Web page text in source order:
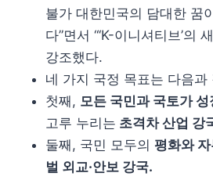
불가 대한민국의 담대한 꿈
다”면서 “‘K-이니셔티브’의
강조했다.
네 가지 국정 목표는 다음과
첫째, 모든 국민과 국토가
고루 누리는 초격차 산업 강
둘째, 국민 모두의 평화와
벌 외교·안보 강국.